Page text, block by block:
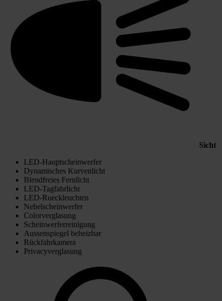
Sicht
LED-Hauptscheinwerfer
Dynamisches Kurvenlicht
Blendfreies Fernlicht
LED-Tagfahrlicht
LED-Rueckleuchten
Nebelscheinwerfer
Colorverglasung
Scheinwerferreinigung
Aussenspiegel beheizbar
Rückfahrkamera
Privacyverglasung